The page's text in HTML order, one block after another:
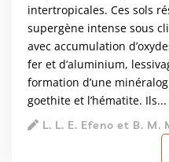
intertropicales. Ces sols
supergène intense sous
avec accumulation
fer et d’aluminium,
formation d’une
goethite et l’hématite. Ils...
L. L. E. Efeno et B. M.